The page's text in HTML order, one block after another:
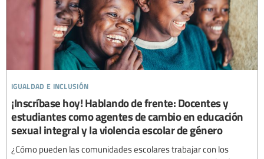
igualdad e inclusión
¡Inscríbase hoy! Hablando de frente: Docentes y
estudiantes como agentes de cambio en educación
sexual integral y la violencia escolar de género
¿Cómo pueden las comunidades escolares trabajar con los